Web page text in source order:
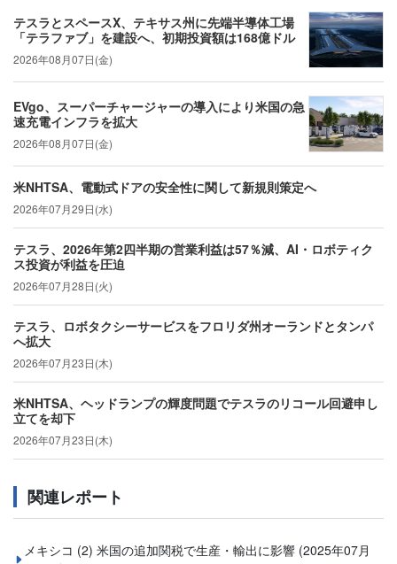
テスラとスペースX、テキサス州に先端半導体工場
「テラファブ」を建設へ、初期投資額は168億ドル
2026年08月07日(金)
EVgo、スーパーチャージャーの導入により米国の急
速充電インフラを拡大
2026年08月07日(金)
米NHTSA、電動式ドアの安全性に関して新規則策定へ
2026年07月29日(水)
テスラ、2026年第2四半期の営業利益は57％減、AI・ロボティク
ス投資が利益を圧迫
2026年07月28日(火)
テスラ、ロボタクシーサービスをフロリダ州オーランドとタンパ
へ拡大
2026年07月23日(木)
米NHTSA、ヘッドランプの輝度問題でテスラのリコール回避申し
立てを却下
2026年07月23日(木)
関連レポート
メキシコ (2) 米国の追加関税で生産・輸出に影響 (2025年07月